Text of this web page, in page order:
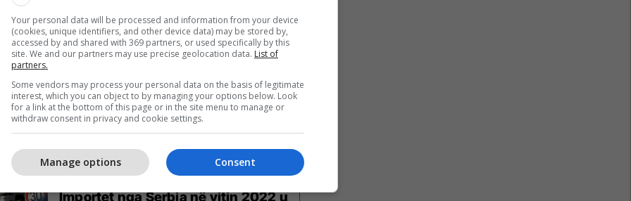
që bizneset tona eksportuan në gjermani janë
Një vend të rëndësishëm në eksportet e
zunë edhe bimët mjekuese aromatike.
e Kosovës kanë fituar duke importuar speca
që sapo lamë pas.
Importet nga Serbia në vitin 2022 u
Your personal data will be processed and information from your device
(cookies, unique identifiers, and other device data) may be stored by,
accessed by and shared with 369 partners, or used specifically by this
site. We and our partners may use precise geolocation data. List of
partners.
Some vendors may process your personal data on the basis of legitimate
interest, which you can object to by managing your options below. Look
for a link at the bottom of this page or in the site menu to manage or
withdraw consent in privacy and cookie settings.
Consent
Manage options